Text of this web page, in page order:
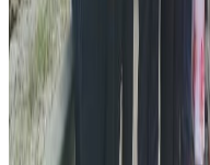
टिप्पणीहरू लोड हुँदैछ…
सम्बन्धित समाचार